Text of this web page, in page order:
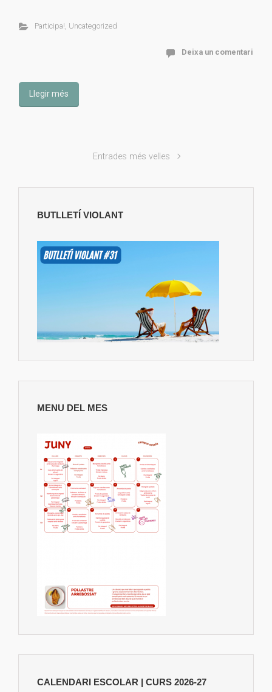
Participa!, Uncategorized
Deixa un comentari
Llegir més
Entrades més velles
BUTLLETÍ VIOLANT
MENU DEL MES
CALENDARI ESCOLAR | CURS 2026-27